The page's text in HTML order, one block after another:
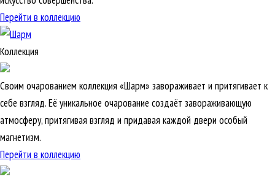
Перейти в коллекцию
Коллекция
Своим очарованием коллекция «Шарм» завораживает и притягивает к
себе взгляд. Её уникальное очарование создаёт завораживающую
атмосферу, притягивая взгляд и придавая каждой двери особый
магнетизм.
Перейти в коллекцию